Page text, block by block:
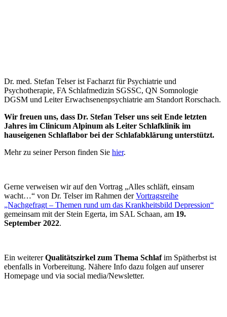
Dr. med. Stefan Telser ist Facharzt für Psychiatrie und
Psychotherapie, FA Schlafmedizin SGSSC, QN Somnologie
DGSM und Leiter Erwachsenenpsychiatrie am Standort Rorschach.
Wir freuen uns, dass Dr. Stefan Telser uns seit Ende letzten
Jahres im Clinicum Alpinum als Leiter Schlafklinik im
hauseigenen Schlaflabor bei der Schlafabklärung unterstützt.
Mehr zu seiner Person finden Sie hier.
Gerne verweisen wir auf den Vortrag „Alles schläft, einsam
wacht…“ von Dr. Telser im Rahmen derVortragsreihe
„Nachgefragt – Themen rund um das Krankheitsbild Depression“
gemeinsam mit der Stein Egerta, im SAL Schaan, am 19.
September 2022.
Ein weitererQualitätszirkel zum Thema Schlafim Spätherbst ist
ebenfalls in Vorbereitung. Nähere Info dazu folgen auf unserer
Homepage und via social media/Newsletter.